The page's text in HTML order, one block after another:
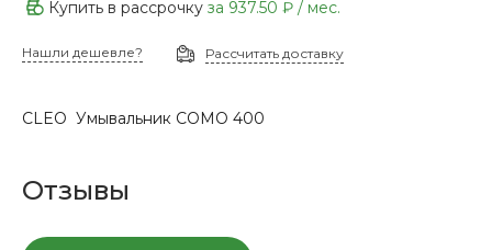
Купить в рассрочку за 937.50 ₽ / мес.
Нашли дешевле? Рассчитать доставку
CLEO Умывальник СОМО 400
Отзывы